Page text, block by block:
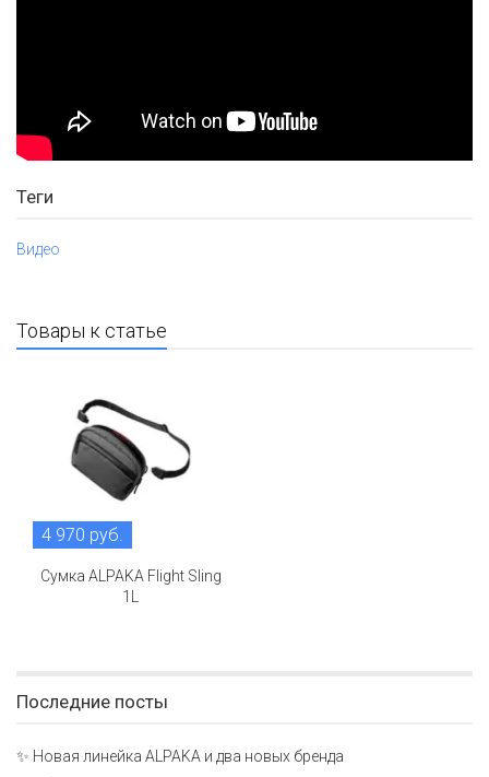
Теги
Видео
Товары к статье
4 970 руб.
Сумка ALPAKA Flight Sling
1L
Последние посты
✨ Новая линейка ALPAKA и два новых бренда